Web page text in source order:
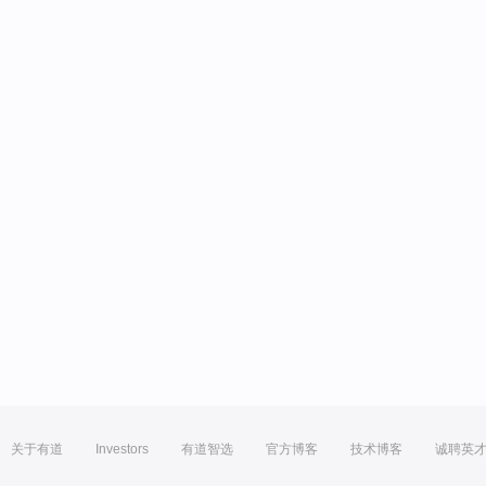
关于有道 Investors 有道智选 官方博客 技术博客 诚聘英才